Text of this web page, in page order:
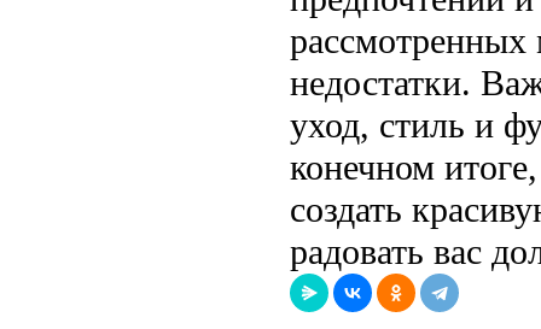
рассмотренных
недостатки.
уход, стиль и
конечном
создать
радовать вас